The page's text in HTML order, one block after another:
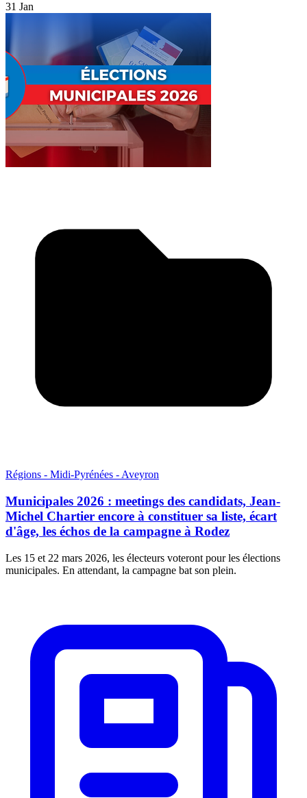
31 Jan
Régions - Midi-Pyrénées - Aveyron
Municipales 2026 : meetings des candidats, Jean-
Michel Chartier encore à constituer sa liste, écart
d'âge, les échos de la campagne à Rodez
Les 15 et 22 mars 2026, les électeurs voteront pour les élections
municipales. En attendant, la campagne bat son plein.